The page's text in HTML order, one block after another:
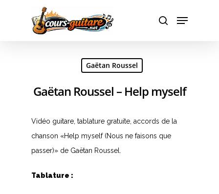
Hit enter to search or ESC to close
Gaëtan Roussel
Gaëtan Roussel – Help myself
Vidéo guitare, tablature gratuite, accords de la
chanson «Help myself (Nous ne faisons que
passer)» de Gaëtan Roussel.
Tablature :